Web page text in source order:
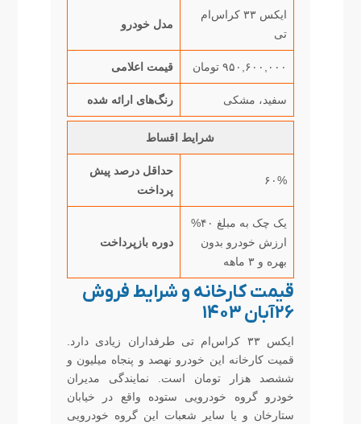
ایکس ۳۳ کراس‌ام
تی
مدل خودرو
۹۵۰,۶۰۰,۰۰۰ تومان قیمت اعلامی
سفید، مشکی رنگ‌های ارائه شده
شرایط اقساط
۶۰%
حداقل درصد پیش
پرداخت
یک چک به مبلغ ۴۰%
ارزش خودرو بدون
بهره و ۳ ماهه
دوره بازپرداخت
قیمت کارخانه و شرایط فروش
۲۶آبان ۱۴۰۳
ایکس ۳۳ کراس‌ام تی طرفداران زیادی دارد.
قمیت کارخانه این خودرو نهصد و پنجاه میلیون و
ششصد هزار تومان است. نمایندگی مدیران
خودرو گروه خودرویی ستوده واقع در خیابان
ستارخان و یا سایر شعبات این گروه خودرویی